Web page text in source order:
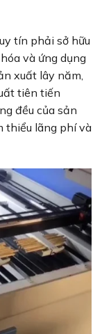
tín phải sở hữu
và ứng dụng
xuất lây năm,
tiên tiến
đều của sản
thiểu lãng phí và